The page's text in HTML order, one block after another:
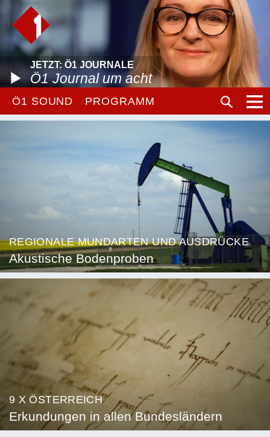
JETZT: Ö1 JOURNALE
Ö1 Journal um acht
Ö1 SOUND PROGRAMM
REGIONALE MUNDARTEN UND AUSDRÜCKE
Akustische Bodenproben
9 X ÖSTERREICH
Erkundungen in allen Bundesländern